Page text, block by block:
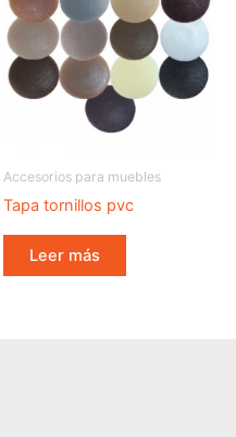
Accesorios para muebles
Tapa tornillos pvc
Leer más